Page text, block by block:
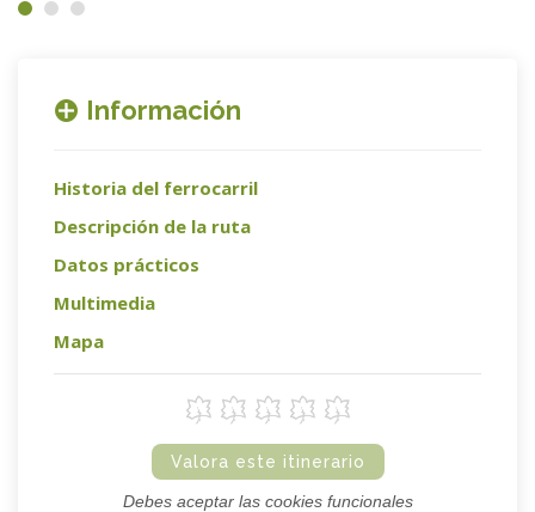
Información
Historia del ferrocarril
Descripción de la ruta
Datos prácticos
Multimedia
Mapa
Valora este itinerario
Debes aceptar las cookies funcionales